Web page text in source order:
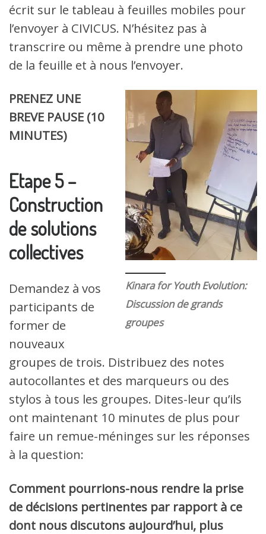
écrit sur le tableau à feuilles mobiles pour
l’envoyer à CIVICUS. N’hésitez pas à
transcrire ou même à prendre une photo
de la feuille et à nous l’envoyer.
Kinara for Youth Evolution:
Discussion de grands
groupes
PRENEZ UNE
BREVE PAUSE (10
MINUTES)
Etape 5 –
Construction
de solutions
collectives
Demandez à vos
participants de
former de
nouveaux
groupes de trois. Distribuez des notes
autocollantes et des marqueurs ou des
stylos à tous les groupes. Dites-leur qu’ils
ont maintenant 10 minutes de plus pour
faire un remue-méninges sur les réponses
à la question:
Comment pourrions-nous rendre la prise
de décisions pertinentes par rapport à ce
dont nous discutons aujourd’hui, plus